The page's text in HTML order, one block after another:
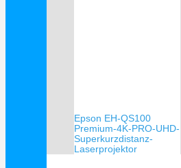
Epson EH-QS100
Premium-4K-PRO-UHD-
Superkurzdistanz-
Laserprojektor